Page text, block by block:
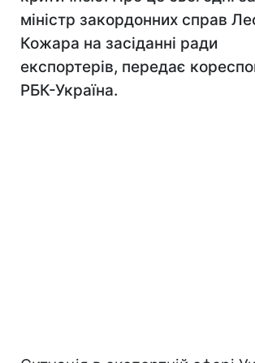
міністр закордонних справ
Кожара на засіданні ради
експортерів, передає
РБК-Україна.